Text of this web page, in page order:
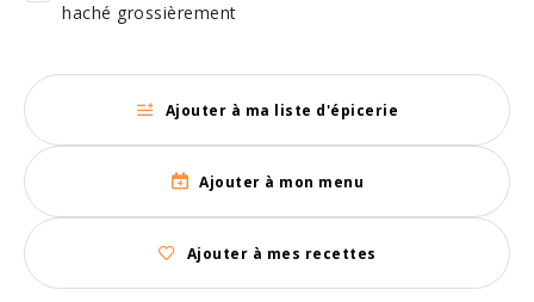
haché grossièrement
Ajouter à ma liste d'épicerie
Ajouter à mon menu
Ajouter à mes recettes